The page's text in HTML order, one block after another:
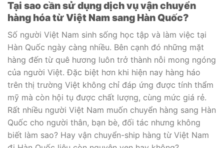
Tại sao cần sử dụng dịch vụ vận chuyển
hàng hóa từ Việt Nam sang Hàn Quốc?
Số người Việt Nam sinh sống học tập và làm việc tại
Hàn Quốc ngày càng nhiều. Bên cạnh đó những mặt
hàng đến từ quê hương luôn trở thành nỗi mong ngóng
của người Việt. Đặc biệt hơn khi hiện nay hàng háo
trên thị trường Việt không chỉ đáp ứng được tính thẩm
mỹ mà còn hội tụ được chất lượng, cùng mức giá rẻ.
Rất nhiều người Việt Nam muốn chuyển hàng sang Hàn
Quốc cho người thân, bạn bè, đối tác nhưng không
biết làm sao? Hay vận chuyển-ship hàng từ Việt Nam